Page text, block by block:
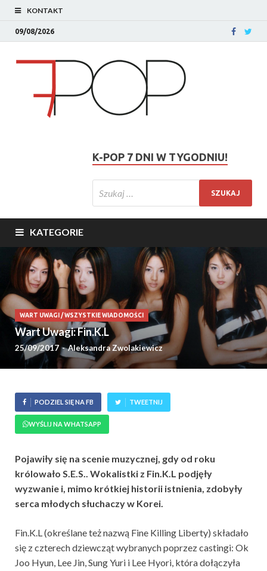
KONTAKT
09/08/2026
K-POP 7 DNI W TYGODNIU!
KATEGORIE
WART UWAGI /WSZYSTKIE WIADOMOŚCI
Wart Uwagi: Fin.K.L
25/09/2017-Aleksandra Zwolakiewicz
PODZIEL SIĘ NA FB TWEETNIJ
WYŚLIJ NA WHATSAPP
Pojawiły się na scenie muzycznej, gdy od roku
królowało S.E.S.. Wokalistki z Fin.K.L podjęły
wyzwanie i, mimo krótkiej historii istnienia, zdobyły
serca młodych słuchaczy w Korei.
Fin.K.L (określane też nazwą Fine Killing Liberty) składało
się z czterech dziewcząt wybranych poprzez castingi: Ok
Joo Hyun, Lee Jin, Sung Yuri i Lee Hyori, która dołączyła